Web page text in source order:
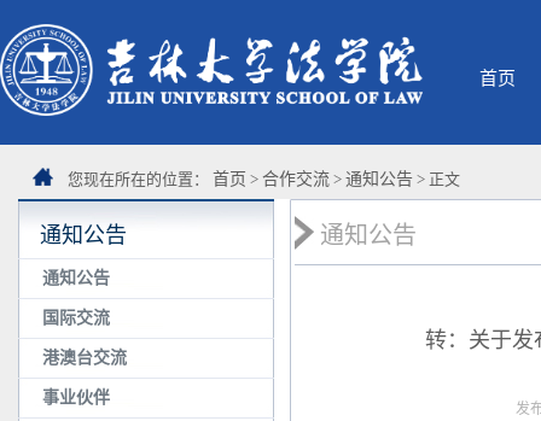
首页
您现在所在的位置： 首页 > 合作交流 > 通知公告 > 正文
通知公告
通知公告
国际交流
港澳台交流
事业伙伴
通知公告
转：关于发
发